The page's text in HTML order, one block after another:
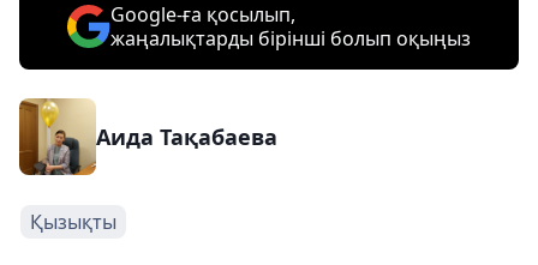
Google-ға қосылып,
жаңалықтарды бірінші болып оқыңыз
Аида Тақабаева
Қызықты